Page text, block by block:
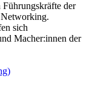
der
sich
Macher:innen der